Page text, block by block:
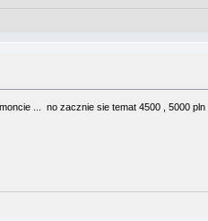
... no zacznie sie temat 4500 , 5000 pln .